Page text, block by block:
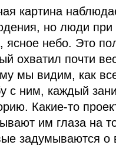
картина
но люди при
ясное небо. Это
охватил почти
мы видим, как
с ним, каждый
Какие-то
им глаза на
задумываются о